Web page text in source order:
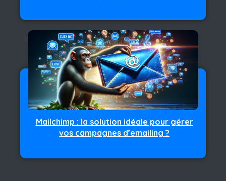
Mailchimp : la solution idéale pour gérer
vos campagnes d’emailing ?